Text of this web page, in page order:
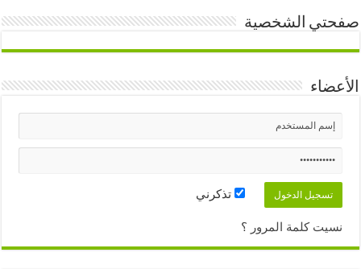
صفحتي الشخصية
الأعضاء
تذكرني
نسيت كلمة المرور ؟